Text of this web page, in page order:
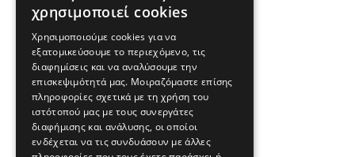
χρησιμοποιεί cookies
Χρησιμοποιούμε cookies για να
εξατομικεύσουμε το περιεχόμενο, τις
διαφημίσεις και να αναλύσουμε την
επισκεψιμότητά μας. Μοιραζόμαστε επίσης
πληροφορίες σχετικά με τη χρήση του
ιστότοπού μας με τους συνεργάτες
διαφήμισης και ανάλυσης, οι οποίοι
ενδέχεται να τις συνδυάσουν με άλλες